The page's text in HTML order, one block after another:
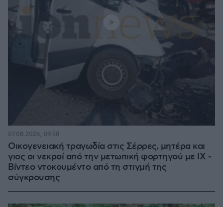
Οικογενειακή τραγωδία στις Σέρρες, μητέρα και
γιος οι νεκροί από την μετωπική φορτηγού με ΙΧ -
Βίντεο ντοκουμέντο από τη στιγμή της
σύγκρουσης
07.08.2026, 09:58